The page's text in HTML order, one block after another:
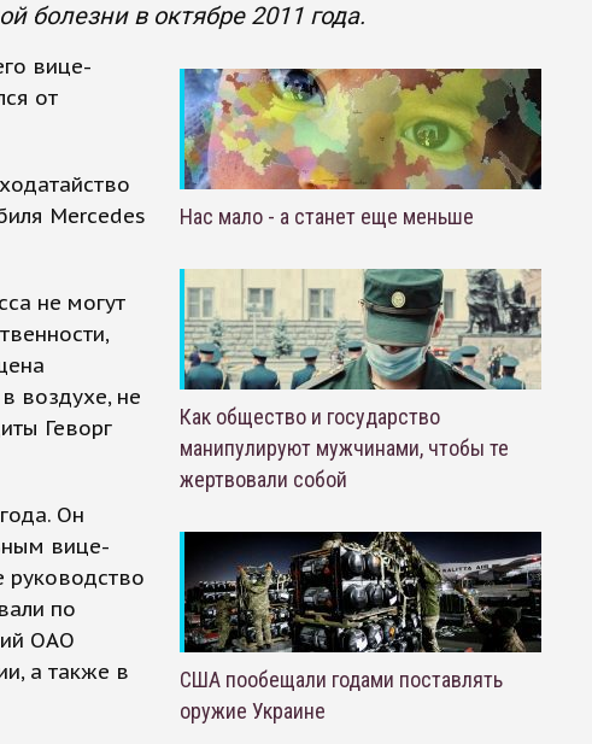
болезни в октябре 2011 года.
вице-
от
Merсedes
не могут
воздухе, не
Геворг
Он
вице-
руководство
по
ОАО
а также в
Нас мало - а станет еще меньше
Как общество и государство
манипулируют мужчинами, чтобы те
жертвовали собой
США пообещали годами поставлять
оружие Украине